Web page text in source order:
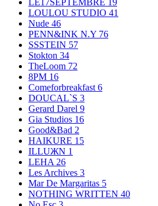
LE17SEPTEMBRE 19
LOULOU STUDIO 41
Nude 46
PENN&INK N.Y 76
SSSTEIN 57
Stokton 34
TheLoom 72
8PM 16
Comeforbreakfast 6
DOUCAL`S 3
Gerard Darel 9
Gia Studios 16
Good&Bad 2
HAIKURE 15
ILLUЖN 1
LEHA 26
Les Archives 3
Mar De Margaritas 5
NOTHING WRITTEN 40